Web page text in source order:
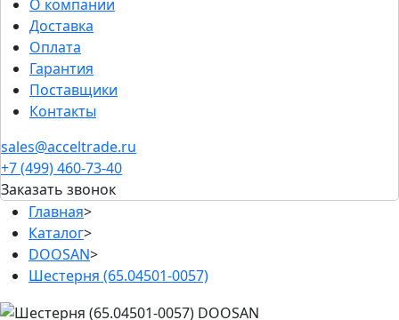
О компании
Доставка
Оплата
Гарантия
Поставщики
Контакты
sales@acceltrade.ru
+7 (499) 460-73-40
Заказать звонок
Главная>
Каталог>
DOOSAN>
Шестерня (65.04501-0057)